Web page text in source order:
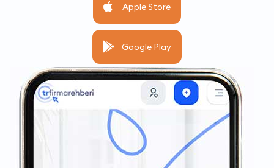
Apple Store
Google Play